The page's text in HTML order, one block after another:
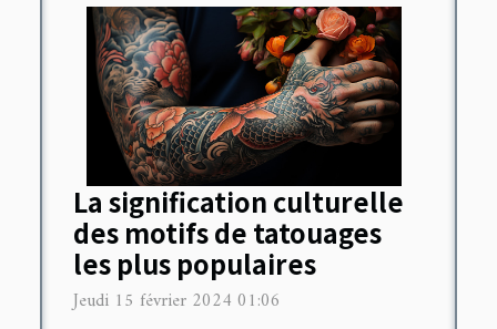
La signification culturelle
des motifs de tatouages
les plus populaires
Jeudi 15 février 2024 01:06